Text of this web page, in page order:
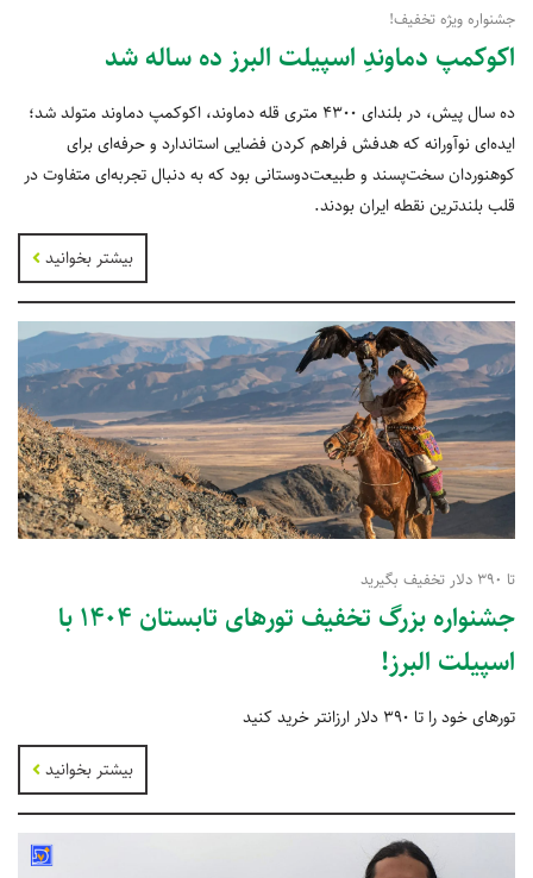
جشنواره‌ ویژه‌ تخفیف!
اکوکمپ دماوندِ اسپیلت البرز ده ساله شد
ده سال پیش، در بلندای ۴۳۰۰ متری قله دماوند، اکوکمپ دماوند متولد شد؛
ایده‌ای نوآورانه که هدفش فراهم کردن فضایی استاندارد و حرفه‌ای برای
کوهنوردان سخت‌پسند و طبیعت‌دوستانی بود که به دنبال تجربه‌ای متفاوت در
قلب بلندترین نقطه ایران بودند.
بیشتر بخوانید
تا 390 دلار تخفیف بگیرید
جشنواره بزرگ تخفیف تورهای تابستان 1404 با
اسپیلت البرز!
تورهای خود را تا 390 دلار ارزانتر خرید کنید
بیشتر بخوانید